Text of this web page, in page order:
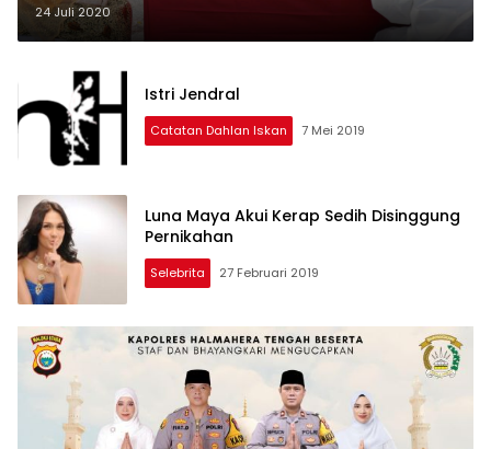
24 Juli 2020
Istri Jendral
Catatan Dahlan Iskan 7 Mei 2019
Luna Maya Akui Kerap Sedih Disinggung
Pernikahan
Selebrita 27 Februari 2019